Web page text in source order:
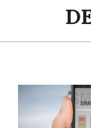
Navigation